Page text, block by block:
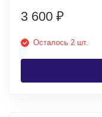
3 600 ₽
Осталось 2 шт.